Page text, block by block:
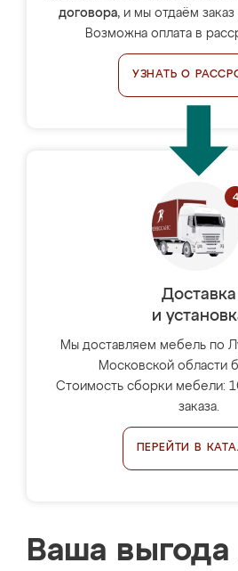
договора, и мы отдаём
Возможна оплата в
УЗНАТЬ О
Доставка
и
Мы доставляем мебель по
Московской области
Стоимость сборки мебели:
заказа.
ПЕРЕЙТИ В
Ваша